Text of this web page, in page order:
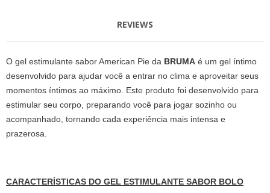
REVIEWS
O gel estimulante sabor American Pie da BRUMA é um gel íntimo
desenvolvido para ajudar você a entrar no clima e aproveitar seus
momentos íntimos ao máximo. Este produto foi desenvolvido para
estimular seu corpo, preparando você para jogar sozinho ou
acompanhado, tornando cada experiência mais intensa e
prazerosa.
CARACTERÍSTICAS DO GEL ESTIMULANTE SABOR BOLO